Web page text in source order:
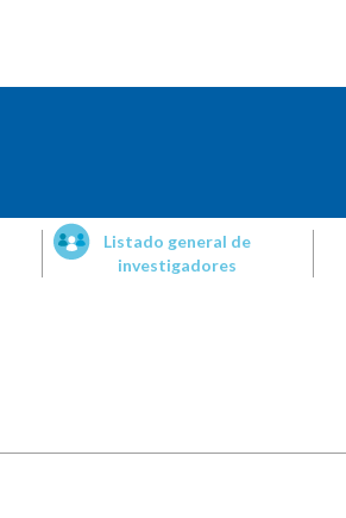
Listado general de
investigadores